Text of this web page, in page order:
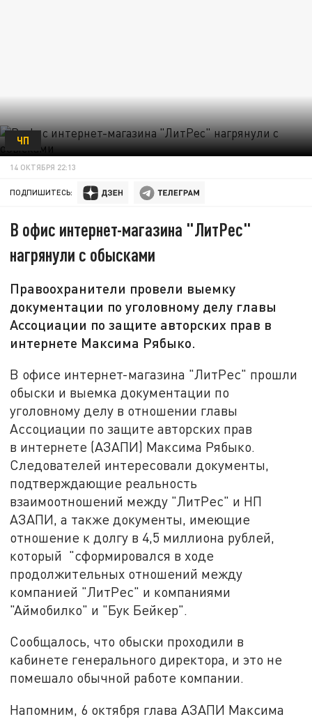
ЧП
14 ОКТЯБРЯ 22:13
ПОДПИШИТЕСЬ:
В офис интернет-магазина "ЛитРес"
нагрянули с обысками
Правоохранители провели выемку
документации по уголовному делу главы
Ассоциации по защите авторских прав в
интернете Максима Рябыко.
В офисе интернет-магазина "ЛитРес" прошли
обыски и выемка документации по
уголовному делу в отношении главы
Ассоциации по защите авторских прав
в интернете (АЗАПИ) Максима Рябыко.
Следователей интересовали документы,
подтверждающие реальность
взаимоотношений между "ЛитРес" и НП
АЗАПИ, а также документы, имеющие
отношение к долгу в 4,5 миллиона рублей,
который "сформировался в ходе
продолжительных отношений между
компанией "ЛитРес" и компаниями
"Аймобилко" и "Бук Бейкер".
Сообщалось, что обыски проходили в
кабинете генерального директора, и это не
помешало обычной работе компании.
Напомним, 6 октября глава АЗАПИ Максима